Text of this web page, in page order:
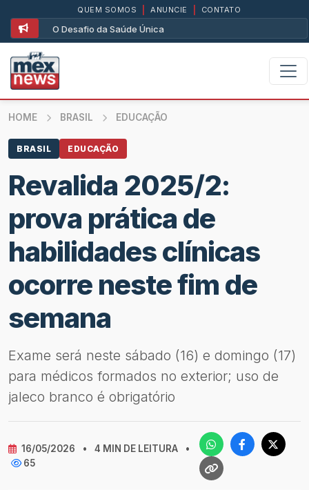
O Desafio da Saúde Única
QUEM SOMOS ANUNCIE CONTATO
HOME BRASIL EDUCAÇÃO
BRASIL EDUCAÇÃO
Revalida 2025/2:
prova prática de
habilidades clínicas
ocorre neste fim de
semana
Exame será neste sábado (16) e domingo (17)
para médicos formados no exterior; uso de
jaleco branco é obrigatório
16/05/2026 • 4 MIN DE LEITURA
•
65